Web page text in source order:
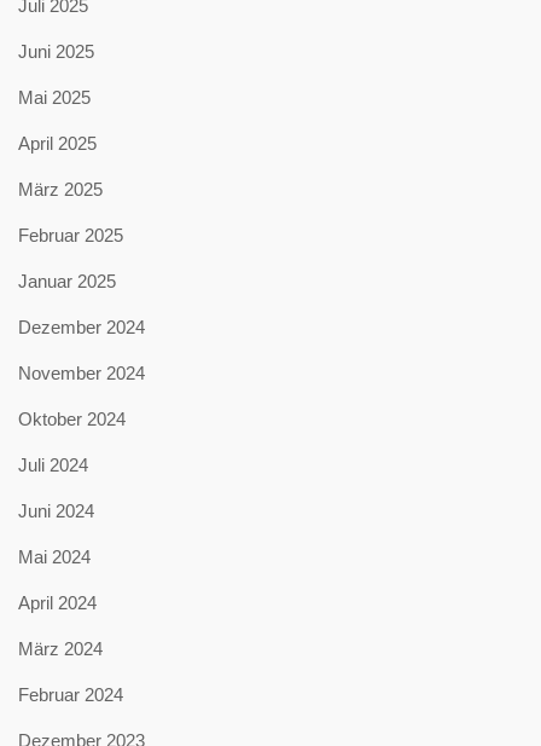
Juli 2025
Juni 2025
Mai 2025
April 2025
März 2025
Februar 2025
Januar 2025
Dezember 2024
November 2024
Oktober 2024
Juli 2024
Juni 2024
Mai 2024
April 2024
März 2024
Februar 2024
Dezember 2023